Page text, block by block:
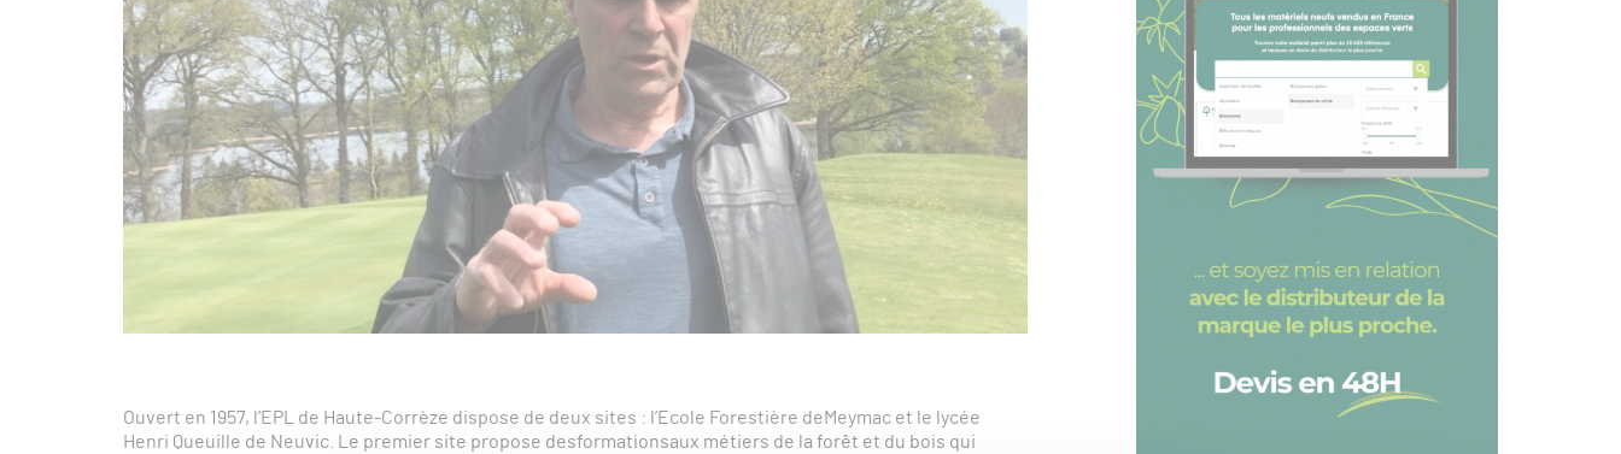
Ouvert en 1957, l’EPL de Haute-Corrèze dispose de deux sites : l’Ecole Forestière deMeymac et le lycée
Henri Queuille de Neuvic. Le premier site propose desformationsaux métiers de la forêt et du bois qui